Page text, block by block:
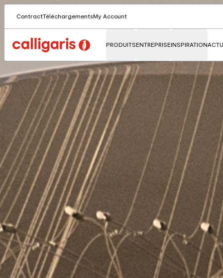
ContractTéléchargementsMy Account
PRODUITSENTREPRISEINSPIRATION